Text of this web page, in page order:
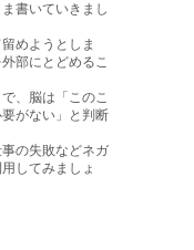
書いていきまし
めようとしま
部にとどめるこ
、脳は「このこ
がない」と判断
の失敗などネガ
してみましょ